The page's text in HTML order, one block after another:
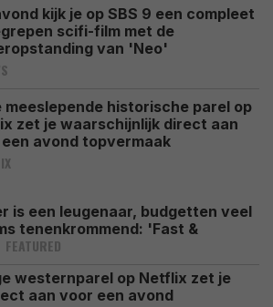
kijk je op SBS 9 een compleet
scifi-film met de
van 'Neo'
meeslepende historische parel op
zet je waarschijnlijk direct aan
avond topvermaak
is een leugenaar, budgetten veel
tenenkrommend: 'Fast &
FEATURED
westernparel op Netflix zet je
aan voor een avond